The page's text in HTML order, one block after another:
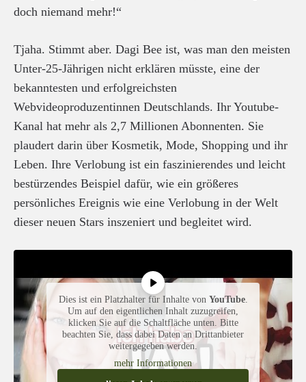
doch niemand mehr!“
Tjaha. Stimmt aber. Dagi Bee ist, was man den meisten
Unter-25-Jährigen nicht erklären müsste, eine der
bekanntesten und erfolgreichsten
Webvideoproduzentinnen Deutschlands. Ihr Youtube-
Kanal hat mehr als 2,7 Millionen Abonnenten. Sie
plaudert darin über Kosmetik, Mode, Shopping und ihr
Leben. Ihre Verlobung ist ein faszinierendes und leicht
bestürzendes Beispiel dafür, wie ein größeres
persönliches Ereignis wie eine Verlobung in der Welt
dieser neuen Stars inszeniert und begleitet wird.
Dies ist ein Platzhalter für Inhalte von YouTube.
Um auf den eigentlichen Inhalt zuzugreifen,
klicken Sie auf die Schaltfläche unten. Bitte
beachten Sie, dass dabei Daten an Drittanbieter
weitergegeben werden.
mehr Informationen